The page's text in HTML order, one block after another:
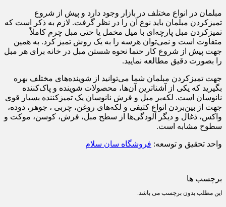
مبلمان در انواع مختلف در بازار وجود دارد و پیش از شروع
تمیزکردن مبلمان باید نوع آن را در نظر گرفت. لازم به ذکر است که
تمیزکردن مبل پارچه‌ای با میل مخمل یا حتی مبل چرم کاملاً
متفاوت است و نمی‌توان هرسه را به یک روش تمیز کرد. به همین
جهت پیش از شروع کار حتما نحوه شستن مبل در خانه برای هر مبل
را بصورت دقیق مطالعه نمایید.
جهت تمیزکردن مبلمان شما می‌توانید از شوینده‌های مختلف بهره
بگیرید که یکی از آشناترین آن‌ها، محصولات شوینده و پاک‌کننده
نانوسان است. لکه‌بر مبل و فرش نانوسان یک تمیزکننده بسیار قوی
جهت از بین‌‌بردن انواع کثیفی و لکه‌های روغن، چربی ، جوهر، دوده،
واکس، ذغال و دیگر آلودگی‌ها از سطح مبل، فرش، کوسن، موکت و
سطوح مشابه است.
واحد تحقیق و توسعه: فروشگاه سان سلام
برچسب ها
این مطلب بدون برچسب می باشد.